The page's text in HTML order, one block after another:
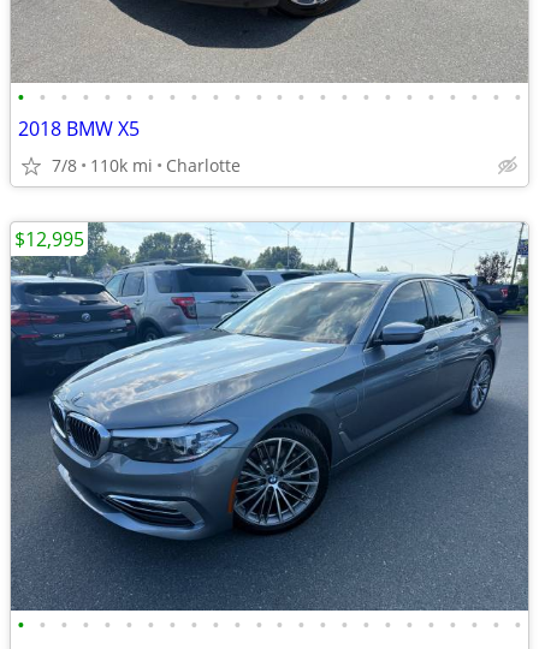
• • • • • • • • • • • • • • • • • • • • • • • •
2018 BMW X5
7/8 110k mi Charlotte
• • • • • • • • • • • • • • • • • • • • • • • •
$12,995